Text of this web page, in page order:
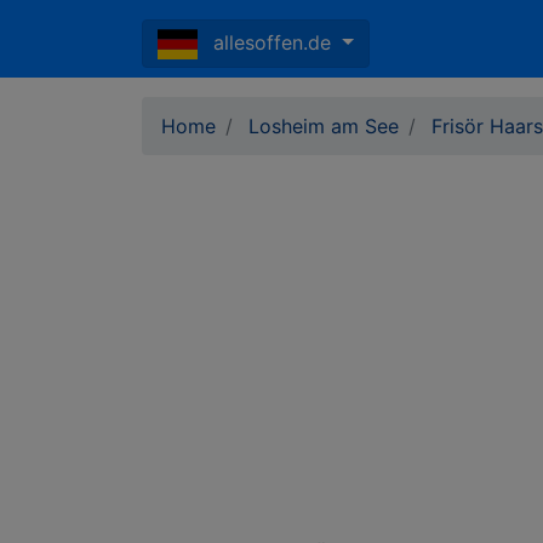
allesoffen.de
Home Losheim am See Frisör